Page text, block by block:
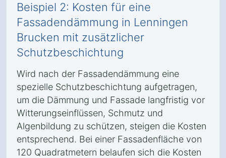
Beispiel 2: Kosten für eine
Fassadendämmung in Lenningen
Brucken mit zusätzlicher
Schutzbeschichtung
Wird nach der Fassadendämmung eine
spezielle Schutzbeschichtung aufgetragen,
um die Dämmung und Fassade langfristig vor
Witterungseinflüssen, Schmutz und
Algenbildung zu schützen, steigen die Kosten
entsprechend. Bei einer Fassadenfläche von
120 Quadratmetern belaufen sich die Kosten